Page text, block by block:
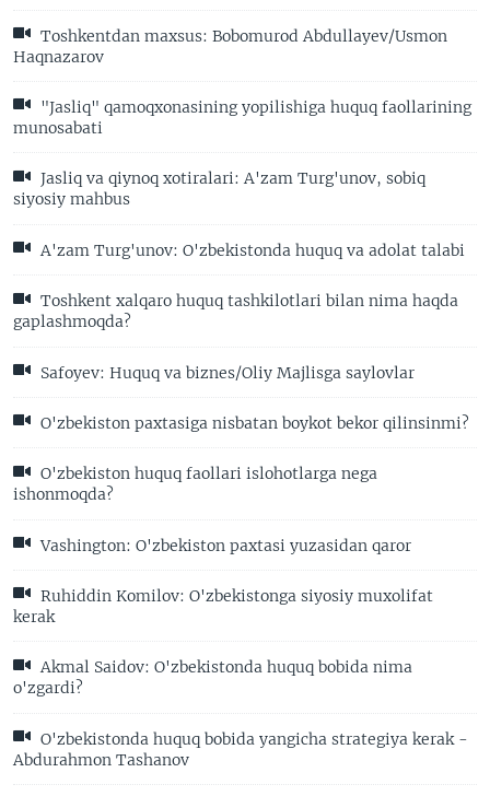
Toshkentdan maxsus: Bobomurod Abdullayev/Usmon
Haqnazarov
"Jasliq" qamoqxonasining yopilishiga huquq faollarining
munosabati
Jasliq va qiynoq xotiralari: A'zam Turg'unov, sobiq
siyosiy mahbus
A'zam Turg'unov: O'zbekistonda huquq va adolat talabi
Toshkent xalqaro huquq tashkilotlari bilan nima haqda
gaplashmoqda?
Safoyev: Huquq va biznes/Oliy Majlisga saylovlar
O'zbekiston paxtasiga nisbatan boykot bekor qilinsinmi?
O'zbekiston huquq faollari islohotlarga nega
ishonmoqda?
Vashington: O'zbekiston paxtasi yuzasidan qaror
Ruhiddin Komilov: O'zbekistonga siyosiy muxolifat
kerak
Akmal Saidov: O'zbekistonda huquq bobida nima
o'zgardi?
O'zbekistonda huquq bobida yangicha strategiya kerak -
Abdurahmon Tashanov